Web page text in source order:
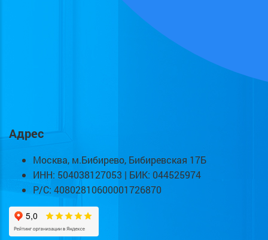
Адрес
Москва, м.Бибирево, Бибиревская 17Б
ИНН: 504038127053 | БИК: 044525974
Р/С: 40802810600001726870